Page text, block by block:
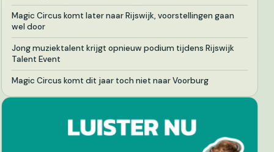
Magic Circus komt later naar Rijswijk, voorstellingen gaan
wel door
Jong muziektalent krijgt opnieuw podium tijdens Rijswijk
Talent Event
Magic Circus komt dit jaar toch niet naar Voorburg